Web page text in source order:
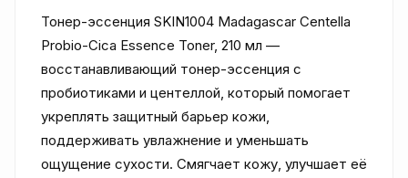
Тонер-эссенция SKIN1004 Madagascar Centella
Probio-Cica Essence Toner, 210 мл —
восстанавливающий тонер-эссенция с
пробиотиками и центеллой, который помогает
укреплять защитный барьер кожи,
поддерживать увлажнение и уменьшать
ощущение сухости. Смягчает кожу, улучшает её